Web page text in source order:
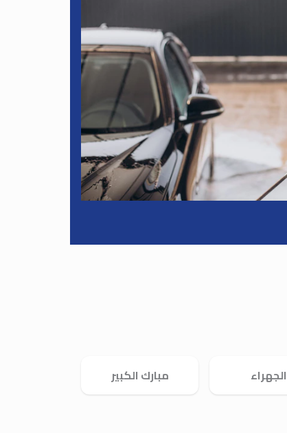
الجهراء مبارك الكبير